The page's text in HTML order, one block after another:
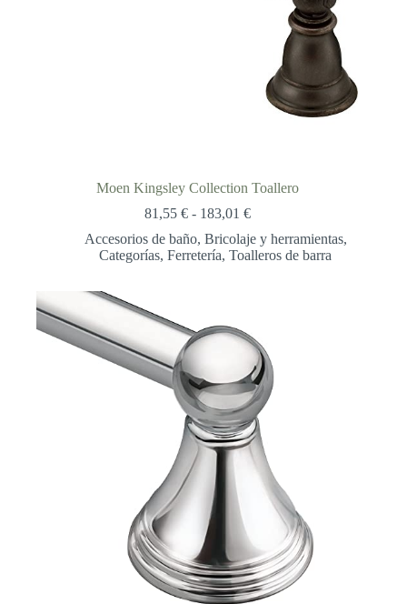
Moen Kingsley Collection Toallero
81,55 € - 183,01 €Rango
precios:
desde
Accesorios de baño, Bricolaje y herramientas,
Categorías,Ferretería,Toalleros de barra